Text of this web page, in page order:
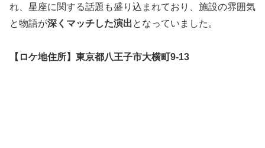
れ、星座に関する話題も盛り込まれており、施設の雰囲気
と物語が深くマッチした演出となっていました。
【ロケ地住所】東京都八王子市大横町9-13